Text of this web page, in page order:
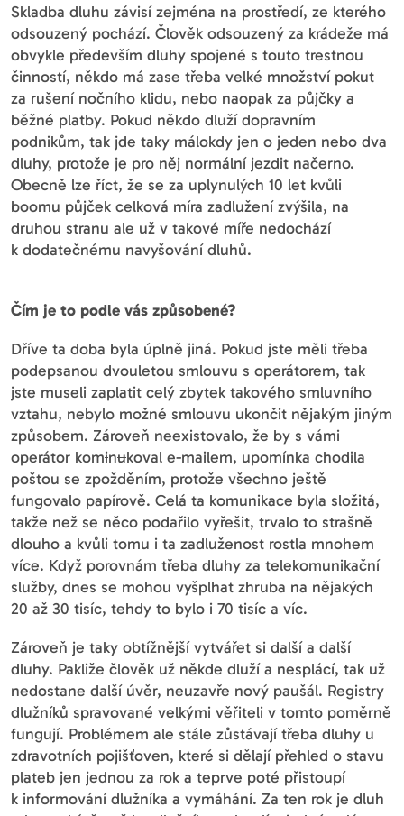
Skladba dluhu závisí zejména na prostředí, ze kterého
odsouzený pochází. Člověk odsouzený za krádeže má
obvykle především dluhy spojené s touto trestnou
činností, někdo má zase třeba velké množství pokut
za rušení nočního klidu, nebo naopak za půjčky a
běžné platby. Pokud někdo dluží dopravním
podnikům, tak jde taky málokdy jen o jeden nebo dva
dluhy, protože je pro něj normální jezdit načerno.
Obecně lze říct, že se za uplynulých 10 let kvůli
boomu půjček celková míra zadlužení zvýšila, na
druhou stranu ale už v takové míře nedochází
k dodatečnému navyšování dluhů.
Čím je to podle vás způsobené?
Dříve ta doba byla úplně jiná. Pokud jste měli třeba
podepsanou dvouletou smlouvu s operátorem, tak
jste museli zaplatit celý zbytek takového smluvního
vztahu, nebylo možné smlouvu ukončit nějakým jiným
způsobem. Zároveň neexistovalo, že by s vámi
operátor kominukoval e-mailem, upomínka chodila
poštou se zpožděním, protože všechno ještě
fungovalo papírově. Celá ta komunikace byla složitá,
takže než se něco podařilo vyřešit, trvalo to strašně
dlouho a kvůli tomu i ta zadluženost rostla mnohem
více. Když porovnám třeba dluhy za telekomunikační
služby, dnes se mohou vyšplhat zhruba na nějakých
20 až 30 tisíc, tehdy to bylo i 70 tisíc a víc.
Zároveň je taky obtížnější vytvářet si další a další
dluhy. Pakliže člověk už někde dluží a nesplácí, tak už
nedostane další úvěr, neuzavře nový paušál. Registry
dlužníků spravované velkými věřiteli v tomto poměrně
fungují. Problémem ale stále zůstávají třeba dluhy u
zdravotních pojišťoven, které si dělají přehled o stavu
plateb jen jednou za rok a teprve poté přistoupí
k informování dlužníka a vymáhání. Za ten rok je dluh